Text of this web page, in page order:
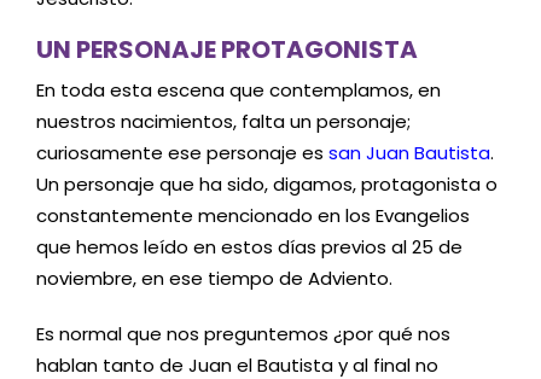
UN PERSONAJE PROTAGONISTA
En toda esta escena que contemplamos, en
nuestros nacimientos, falta un personaje;
curiosamente ese personaje es san Juan Bautista.
Un personaje que ha sido, digamos, protagonista o
constantemente mencionado en los Evangelios
que hemos leído en estos días previos al 25 de
noviembre, en ese tiempo de Adviento.
Es normal que nos preguntemos ¿por qué nos
hablan tanto de Juan el Bautista y al final no